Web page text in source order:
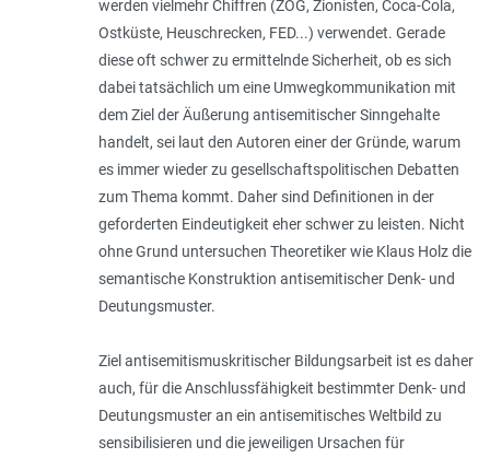
werden vielmehr Chiffren (ZOG, Zionisten, Coca-Cola,
Ostküste, Heuschrecken, FED...) verwendet. Gerade
diese oft schwer zu ermittelnde Sicherheit, ob es sich
dabei tatsächlich um eine Umwegkommunikation mit
dem Ziel der Äußerung antisemitischer Sinngehalte
handelt, sei laut den Autoren einer der Gründe, warum
es immer wieder zu gesellschaftspolitischen Debatten
zum Thema kommt. Daher sind Definitionen in der
geforderten Eindeutigkeit eher schwer zu leisten. Nicht
ohne Grund untersuchen Theoretiker wie Klaus Holz die
semantische Konstruktion antisemitischer Denk- und
Deutungsmuster.
Ziel antisemitismuskritischer Bildungsarbeit ist es daher
auch, für die Anschlussfähigkeit bestimmter Denk- und
Deutungsmuster an ein antisemitisches Weltbild zu
sensibilisieren und die jeweiligen Ursachen für